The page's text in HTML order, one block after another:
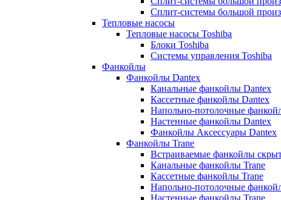
Сплит-системы большой
Тепловые насосы
Тепловые насосы Toshiba
Блоки Toshiba
Системы управления Toshiba
Фанкойлы
Фанкойлы Dantex
Канальные фанкойлы Dantex
Кассетные фанкойлы Dantex
Напольно-потолочные
Настенные фанкойлы Dantex
Фанкойлы Аксессуары Dantex
Фанкойлы Trane
Встраиваемые фанкойлы
Канальные фанкойлы Trane
Кассетные фанкойлы Trane
Напольно-потолочные
Настенные фанкойлы Trane